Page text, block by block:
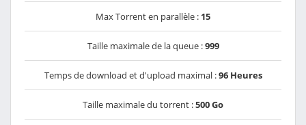
Max Torrent en parallèle : 15
Taille maximale de la queue :999
Temps de download et d'upload maximal :96 Heures
Taille maximale du torrent :500 Go